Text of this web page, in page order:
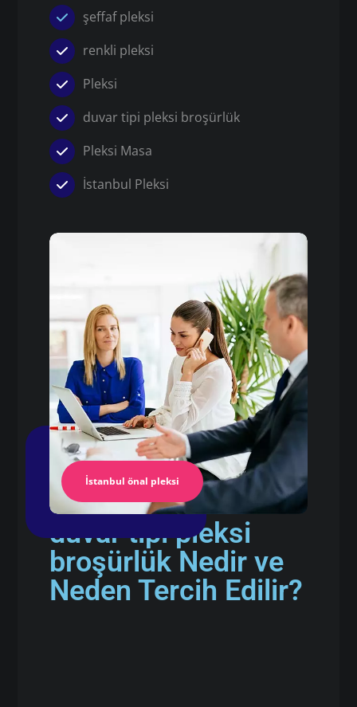
İstanbul önal pleksi
şeffaf pleksi
renkli pleksi
Pleksi
duvar tipi pleksi broşürlük
Pleksi Masa
İstanbul Pleksi
duvar tipi pleksi
broşürlük Nedir ve
Neden Tercih Edilir?